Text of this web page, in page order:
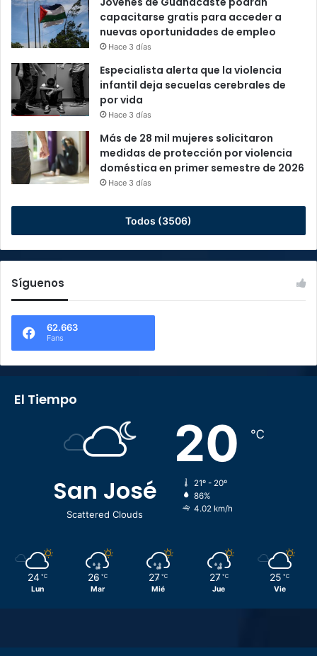
capacitarse gratis para acceder a
nuevas oportunidades de empleo
Hace 3 días
Especialista alerta que la violencia
infantil deja secuelas cerebrales de
por vida
Hace 3 días
Más de 28 mil mujeres solicitaron
medidas de protección por violencia
doméstica en primer semestre de 2026
Hace 3 días
Todos (3506)
Síguenos
62.663
Fans
El Tiempo
San José
Scattered Clouds
20 ℃
21º - 20º
86%
4.02 km/h
24 ℃
Lun
26 ℃
Mar
27 ℃
Mié
27 ℃
Jue
25 ℃
Vie